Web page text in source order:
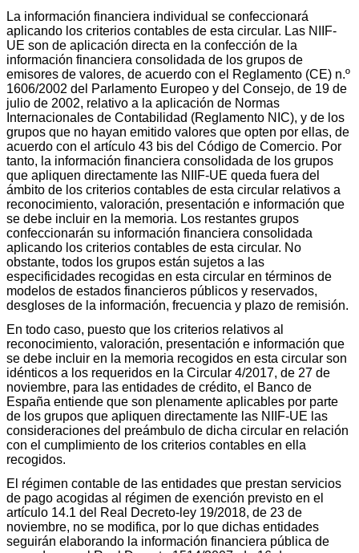
La información financiera individual se confeccionará
aplicando los criterios contables de esta circular. Las NIIF-
UE son de aplicación directa en la confección de la
información financiera consolidada de los grupos de
emisores de valores, de acuerdo con el Reglamento (CE) n.º
1606/2002 del Parlamento Europeo y del Consejo, de 19 de
julio de 2002, relativo a la aplicación de Normas
Internacionales de Contabilidad (Reglamento NIC), y de los
grupos que no hayan emitido valores que opten por ellas, de
acuerdo con el artículo 43 bis del Código de Comercio. Por
tanto, la información financiera consolidada de los grupos
que apliquen directamente las NIIF-UE queda fuera del
ámbito de los criterios contables de esta circular relativos a
reconocimiento, valoración, presentación e información que
se debe incluir en la memoria. Los restantes grupos
confeccionarán su información financiera consolidada
aplicando los criterios contables de esta circular. No
obstante, todos los grupos están sujetos a las
especificidades recogidas en esta circular en términos de
modelos de estados financieros públicos y reservados,
desgloses de la información, frecuencia y plazo de remisión.
En todo caso, puesto que los criterios relativos al
reconocimiento, valoración, presentación e información que
se debe incluir en la memoria recogidos en esta circular son
idénticos a los requeridos en la Circular 4/2017, de 27 de
noviembre, para las entidades de crédito, el Banco de
España entiende que son plenamente aplicables por parte
de los grupos que apliquen directamente las NIIF-UE las
consideraciones del preámbulo de dicha circular en relación
con el cumplimiento de los criterios contables en ella
recogidos.
El régimen contable de las entidades que prestan servicios
de pago acogidas al régimen de exención previsto en el
artículo 14.1 del Real Decreto-ley 19/2018, de 23 de
noviembre, no se modifica, por lo que dichas entidades
seguirán elaborando la información financiera pública de